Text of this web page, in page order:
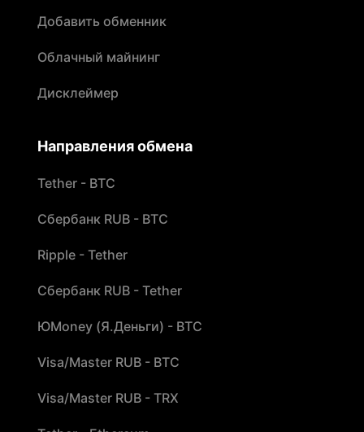
Добавить обменник
Облачный майнинг
Дисклеймер
Направления обмена
Tether - BTC
Сбербанк RUB - BTC
Ripple - Tether
Сбербанк RUB - Tether
ЮMoney (Я.Деньги) - BTC
Visa/Master RUB - BTC
Visa/Master RUB - TRX